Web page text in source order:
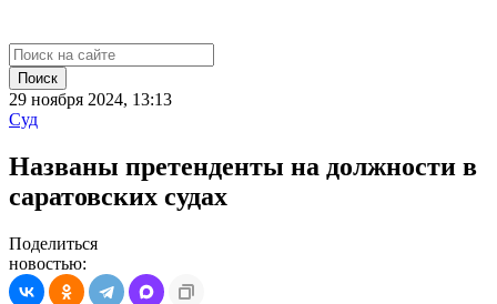
Поиск
29 ноября 2024, 13:13
Суд
Названы претенденты на должности в
саратовских судах
Поделиться
новостью: